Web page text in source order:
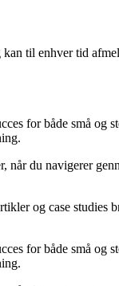
til enhver tid
for både små og
du navigerer
og case studies
for både små og